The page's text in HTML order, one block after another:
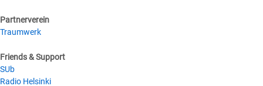
Partnerverein
Traumwerk
Friends & Support
SUb
Radio Helsinki